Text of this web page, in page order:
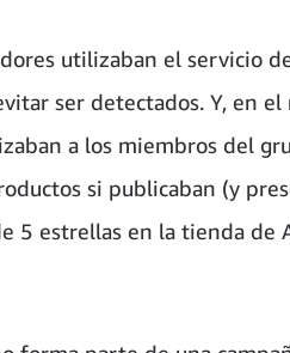
utilizaban el servicio
ser detectados. Y, en el
a los miembros del
si publicaban (y
5 estrellas en la tienda de